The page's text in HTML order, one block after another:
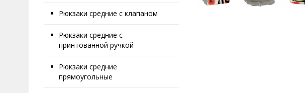
Рюкзаки средние с клапаном
Рюкзаки средние с
принтованной ручкой
Рюкзаки средние
прямоугольные